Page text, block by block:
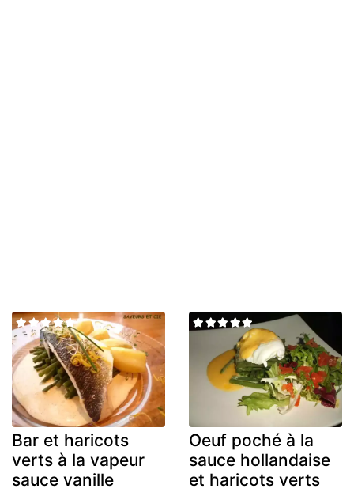
Bar et haricots
verts à la vapeur
sauce vanille
Oeuf poché à la
sauce hollandaise
et haricots verts